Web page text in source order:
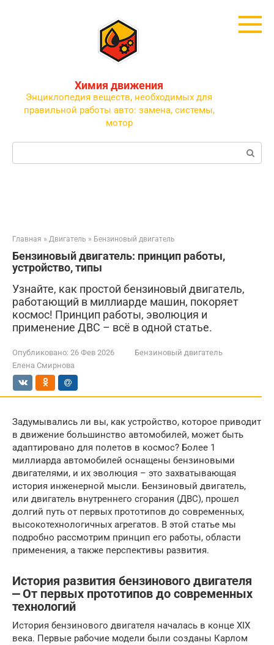
Химия движения
Энциклопедия веществ, необходимых для
правильной работы авто: замена, системы,
мотор
Поиск:
Главная » Двигатель » Бензиновый двигатель
Бензиновый двигатель: принцип работы,
устройство, типы
Узнайте, как простой бензиновый двигатель,
работающий в миллиарде машин, покоряет
космос! Принцип работы, эволюция и
применение ДВС – всё в одной статье.
Опубликовано: 26 Фев 2026
Бензиновый двигатель
Елена Смирнова
Задумывались ли вы, как устройство, которое приводит
в движение большинство автомобилей, может быть
адаптировано для полетов в космос? Более 1
миллиарда автомобилей оснащены бензиновыми
двигателями, и их эволюция – это захватывающая
история инженерной мысли. Бензиновый двигатель,
или двигатель внутреннего сгорания (ДВС), прошел
долгий путь от первых прототипов до современных,
высокотехнологичных агрегатов. В этой статье мы
подробно рассмотрим принцип его работы, области
применения, а также перспективы развития.
История развития бензинового двигателя
⎼ От первых прототипов до современных
технологий
История бензинового двигателя началась в конце XIX
века. Первые рабочие модели были созданы Карлом